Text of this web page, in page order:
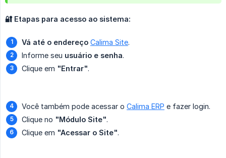
🔐 Etapas para acesso ao sistema:
Vá até o endereço Calima Site.
Informe seu usuário e senha.
Clique em "Entrar".
Você também pode acessar o Calima ERP e fazer login.
Clique no "Módulo Site".
Clique em "Acessar o Site".